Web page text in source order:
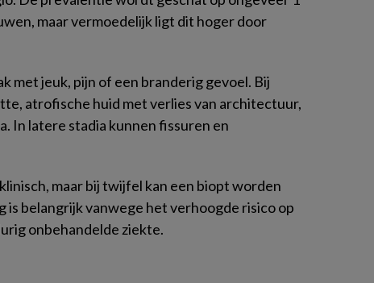
maar vermoedelijk ligt dit hoger door
met jeuk, pijn of een branderig gevoel. Bij
atrofische huid met verlies van architectuur,
In latere stadia kunnen fissuren en
maar bij twijfel kan een biopt worden
is belangrijk vanwege het verhoogde risico op
onbehandelde ziekte.